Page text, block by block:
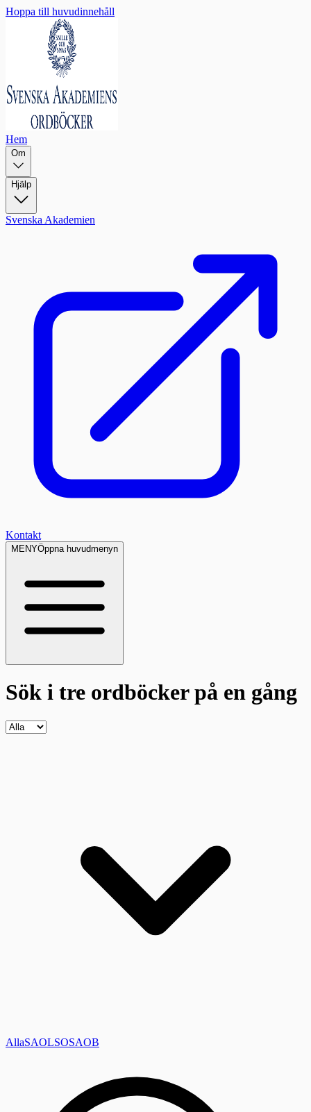
Hoppa till huvudinnehåll
Hem
Om
Hjälp
Svenska Akademien
Kontakt
MENYÖppna huvudmenyn
Sök i tre ordböckerpå en gång
AllaSAOLSOSAOB